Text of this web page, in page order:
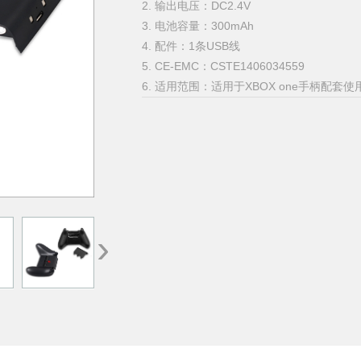
›
2. 输出电压：DC2.4V
3. 电池容量：300mAh
4. 配件：1条USB线
5. CE-EMC：CSTE1406034559
6. 适用范围：适用于XBOX one手柄配套使